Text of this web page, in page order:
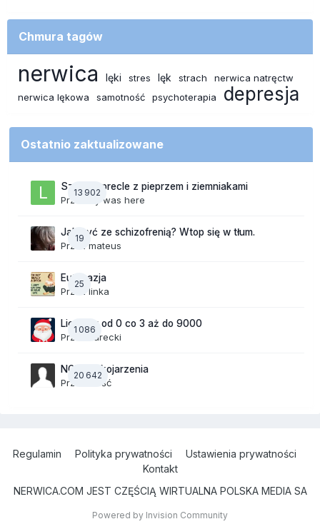
Chmura tagów
nerwica lęki stres lęk strach
nerwica natręctw
nerwica lękowa
samotność psychoterapia depresja
Ostatnio zaktualizowane
13 902
Szalone precle z pieprzem i ziemniakami
Przez lily was here
19
Jak żyć ze schizofrenią? Wtop się w tłum.
Przez mateus
25
Eutanazja
Przez linka
1 086
Liczymy od 0 co 3 aż do 9000
Przez Jurecki
20 642
NOWE Skojarzenia
Przez Gość
Regulamin Polityka prywatności
Ustawienia prywatności
Kontakt
NERWICA.COM JEST CZĘŚCIĄ WIRTUALNA POLSKA MEDIA SA
Powered by Invision Community